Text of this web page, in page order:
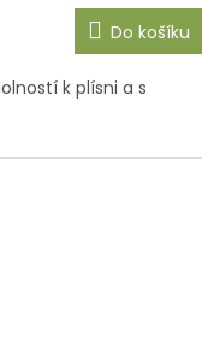
Do košíku
k plísni a s